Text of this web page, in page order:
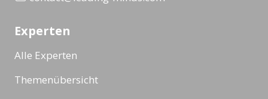
Experten
Alle Experten
Themenübersicht